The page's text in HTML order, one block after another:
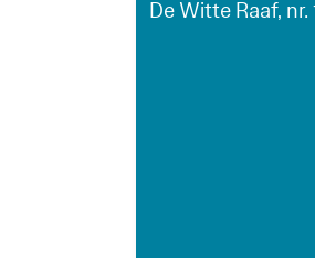
De Witte Raaf, nr.